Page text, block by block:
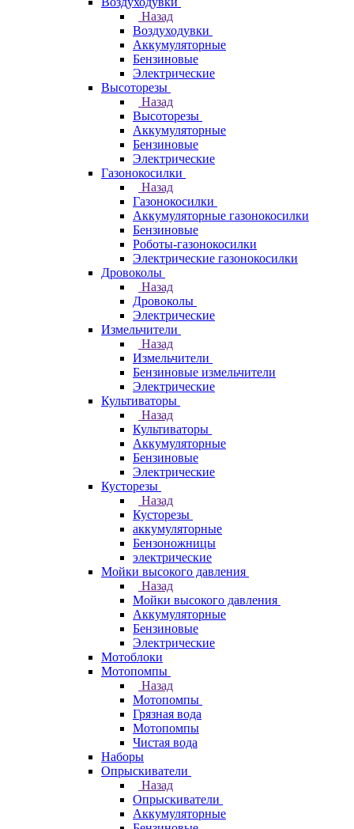
Назад
Воздуходувки
Аккумуляторные
Бензиновые
Электрические
Высоторезы
Назад
Высоторезы
Аккумуляторные
Бензиновые
Электрические
Газонокосилки
Назад
Газонокосилки
Аккумуляторные газонокосилки
Бензиновые
Роботы-газонокосилки
Электрические газонокосилки
Дровоколы
Назад
Дровоколы
Электрические
Измельчители
Назад
Измельчители
Бензиновые измельчители
Электрические
Культиваторы
Назад
Культиваторы
Аккумуляторные
Бензиновые
Электрические
Кусторезы
Назад
Кусторезы
аккумуляторные
Бензоножницы
электрические
Мойки высокого давления
Назад
Мойки высокого давления
Аккумуляторные
Бензиновые
Электрические
Мотоблоки
Мотопомпы
Назад
Мотопомпы
Грязная вода
Мотопомпы
Чистая вода
Наборы
Опрыскиватели
Назад
Опрыскиватели
Аккумуляторные